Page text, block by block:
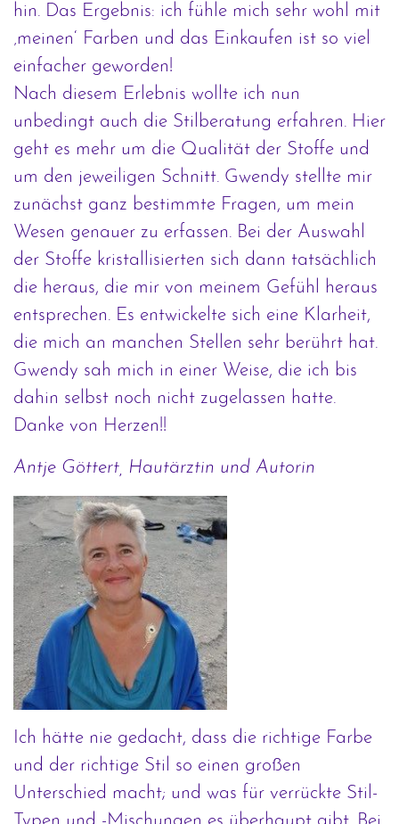
hin. Das Ergebnis: ich fühle mich sehr wohl mit
‚meinen‘ Farben und das Einkaufen ist so viel
einfacher geworden!
Nach diesem Erlebnis wollte ich nun
unbedingt auch die Stilberatung erfahren. Hier
geht es mehr um die Qualität der Stoffe und
um den jeweiligen Schnitt. Gwendy stellte mir
zunächst ganz bestimmte Fragen, um mein
Wesen genauer zu erfassen. Bei der Auswahl
der Stoffe kristallisierten sich dann tatsächlich
die heraus, die mir von meinem Gefühl heraus
entsprechen. Es entwickelte sich eine Klarheit,
die mich an manchen Stellen sehr berührt hat.
Gwendy sah mich in einer Weise, die ich bis
dahin selbst noch nicht zugelassen hatte.
Danke von Herzen!!
Antje Göttert, Hautärztin und Autorin
Ich hätte nie gedacht, dass die richtige Farbe
und der richtige Stil so einen großen
Unterschied macht; und was für verrückte Stil-